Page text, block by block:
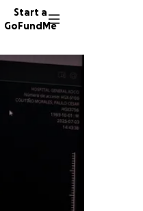
Start a
GoFundMe